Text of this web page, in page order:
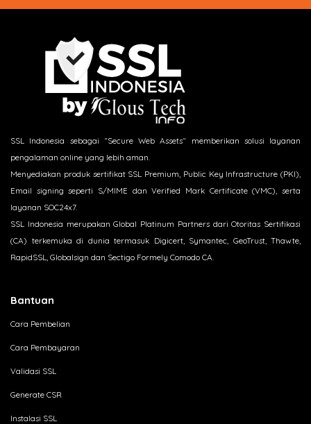
SSL Indonesia sebagai “Secure Web Assets“ memberikan solusi layanan
pengalaman online yang lebih aman.
Menyediakan produk sertifikat SSL Premium, Public Key Infrastructure (PKI),
Email signing seperti S/MIME dan Verified Mark Certificate (VMC), serta
layanan SOC24x7.
SSL Indonesia merupakan Global Platinum Partners dari Otoritas Sertifikasi
(CA) terkemuka di dunia termasuk Digicert, Symantec, GeoTrust, Thawte,
RapidSSL, Globalsign dan Sectigo Formely Comodo CA.
Bantuan
Cara Pembelian
Cara Pembayaran
Validasi SSL
Generate CSR
Instalasi SSL